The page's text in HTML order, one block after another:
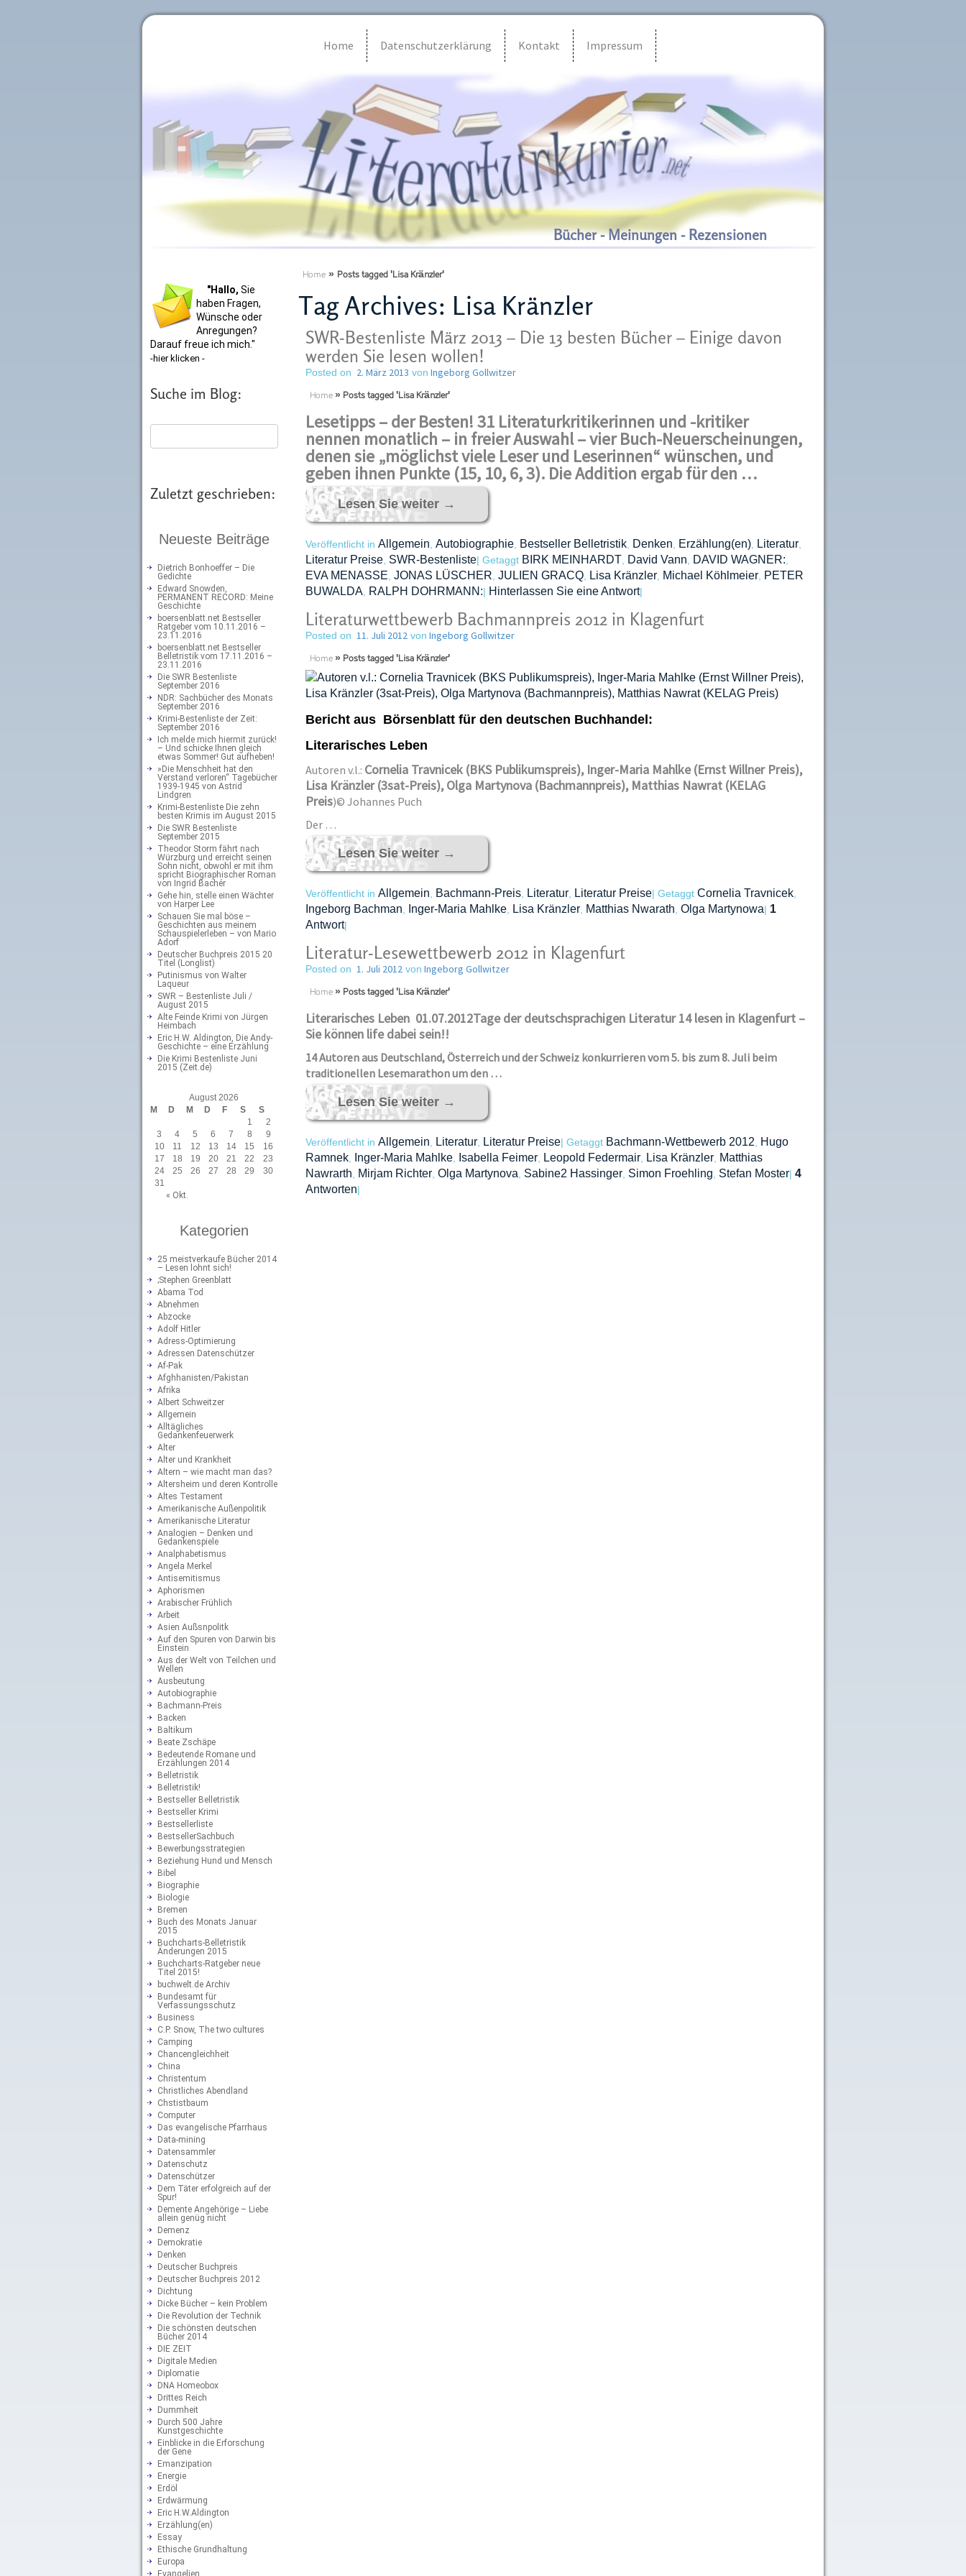
Home Datenschutzerklärung Kontakt Impressum
Bücher - Meinungen - Rezensionen
"Hallo, Sie
haben Fragen,
Wünsche oder
Anregungen?
Darauf freue ich mich."
-hier klicken -
Suche im Blog:
Zuletzt geschrieben:
Neueste Beiträge
Dietrich Bonhoeffer – Die
Gedichte
Edward Snowden,
PERMANENT RECORD: Meine
Geschichte
boersenblatt.net Bestseller
Ratgeber vom 10.11.2016 –
23.11.2016
boersenblatt.net Bestseller
Belletristik vom 17.11.2016 –
23.11.2016
Die SWR Bestenliste
September 2016
NDR: Sachbücher des Monats
September 2016
Krimi-Bestenliste der Zeit:
September 2016
Ich melde mich hiermit zurück!
– Und schicke Ihnen gleich
etwas Sommer! Gut aufheben!
»Die Menschheit hat den
Verstand verloren“ Tagebücher
1939-1945 von Astrid
Lindgren
Krimi-Bestenliste Die zehn
besten Krimis im August 2015
Die SWR Bestenliste
September 2015
Theodor Storm fährt nach
Würzburg und erreicht seinen
Sohn nicht, obwohl er mit ihm
spricht Biographischer Roman
von Ingrid Bachér
Gehe hin, stelle einen Wächter
von Harper Lee
Schauen Sie mal böse –
Geschichten aus meinem
Schauspielerleben – von Mario
Adorf
Deutscher Buchpreis 2015 20
Titel (Longlist)
Putinismus von Walter
Laqueur
SWR – Bestenliste Juli /
August 2015
Alte Feinde Krimi von Jürgen
Heimbach
Eric H.W. Aldington, Die Andy-
Geschichte – eine Erzählung
Die Krimi Bestenliste Juni
2015 (Zeit.de)
August 2026
M
D M D F S S
« Okt.
1
2
3
4 5 6 7 8
9
10
11 12 13 14 15
16
17
18 19 20 21 22
23
24
25 26 27 28 29
30
31
Kategorien
25 meistverkaufe Bücher 2014
– Lesen lohnt sich!
;Stephen Greenblatt
Abama Tod
Abnehmen
Abzocke
Adolf Hitler
Adress-Optimierung
Adressen Datenschützer
Af-Pak
Afghhanisten/Pakistan
Afrika
Albert Schweitzer
Allgemein
Alltägliches
Gedankenfeuerwerk
Alter
Alter und Krankheit
Altern – wie macht man das?
Altersheim und deren Kontrolle
Altes Testament
Amerikanische Außenpolitik
Amerikanische Literatur
Analogien – Denken und
Gedankenspiele
Analphabetismus
Angela Merkel
Antisemitismus
Aphorismen
Arabischer Frühlich
Arbeit
Asien Außsnpolitk
Auf den Spuren von Darwin bis
Einstein
Aus der Welt von Teilchen und
Wellen
Ausbeutung
Autobiographie
Bachmann-Preis
Backen
Baltikum
Beate Zschäpe
Bedeutende Romane und
Erzählungen 2014
Belletristik
Belletristik!
Bestseller Belletristik
Bestseller Krimi
Bestsellerliste
BestsellerSachbuch
Bewerbungsstrategien
Beziehung Hund und Mensch
Bibel
Biographie
Biologie
Bremen
Buch des Monats Januar
2015
Buchcharts-Belletristik
Änderungen 2015
Buchcharts-Ratgeber neue
Titel 2015!
buchwelt.de Archiv
Bundesamt für
Verfassungsschutz
Business
C.P. Snow, The two cultures
Camping
Chancengleichheit
China
Christentum
Christliches Abendland
Chstistbaum
Computer
Das evangelische Pfarrhaus
Data-mining
Datensammler
Datenschutz
Datenschützer
Dem Täter erfolgreich auf der
Spur!
Demente Angehörige – Liebe
allein genüg nicht
Demenz
Demokratie
Denken
Deutscher Buchpreis
Deutscher Buchpreis 2012
Dichtung
Dicke Bücher – kein Problem
Die Revolution der Technik
Die schönsten deutschen
Bücher 2014
DIE ZEIT
Digitale Medien
Diplomatie
DNA Homeobox
Drittes Reich
Dummheit
Durch 500 Jahre
Kunstgeschichte
Einblicke in die Erforschung
der Gene
Emanzipation
Energie
Erdöl
Erdwärmung
Eric H.W.Aldington
Erzählung(en)
Essay
Ethische Grundhaltung
Europa
Evangelien
Home » Posts tagged 'Lisa Kränzler'
Tag Archives: Lisa Kränzler
SWR-Bestenliste März 2013 – Die 13 besten Bücher – Einige davon
werden Sie lesen wollen!
Posted on 2. März 2013 von Ingeborg Gollwitzer
Home » Posts tagged 'Lisa Kränzler'
Lesetipps – der Besten! 31 Literaturkritikerinnen und -kritiker
nennen monatlich – in freier Auswahl – vier Buch-Neuerscheinungen,
denen sie „möglichst viele Leser und Leserinnen“ wünschen, und
geben ihnen Punkte (15, 10, 6, 3). Die Addition ergab für den …
Lesen Sie weiter →
Veröffentlicht in Allgemein Autobiographie, Bestseller Belletristik, Denken Erzählung(en), Literatur,
Literatur Preise, SWR-Bestenliste| Getaggt BIRK MEINHARDT David Vann DAVID WAGNER:
EVA MENASSE JONAS LÜSCHER JULIEN GRACQ, Lisa Kränzler, Michael Köhlmeier,
PETER
BUWALDA, RALPH DOHRMANN:| Hinterlassen Sie eine Antwort|
Literaturwettbewerb Bachmannpreis 2012 in Klagenfurt
Posted on 11. Juli 2012 von Ingeborg Gollwitzer
Home » Posts tagged 'Lisa Kränzler'
Bericht aus Börsenblatt für den deutschen Buchhandel:
Literarisches Leben
Autoren v.l.: Cornelia Travnicek (BKS Publikumspreis), Inger-Maria Mahlke (Ernst Willner Preis),
Lisa Kränzler (3sat-Preis), Olga Martynova (Bachmannpreis), Matthias Nawrat (KELAG
Preis)© Johannes Puch
Der …
Lesen Sie weiter →
Veröffentlicht in Allgemein Bachmann-Preis, Literatur, Literatur Preise| Getaggt Cornelia Travnicek,
Ingeborg Bachman Inger-Maria Mahlke, Lisa Kränzler, Matthias Nwarath Olga Martynowa| 1
Antwort|
Literatur-Lesewettbewerb 2012 in Klagenfurt
Posted on 1. Juli 2012 von Ingeborg Gollwitzer
Home » Posts tagged 'Lisa Kränzler'
Literarisches Leben 01.07.2012Tage der deutschsprachigen Literatur 14 lesen in Klagenfurt –
Sie können life dabei sein!!
14 Autoren aus Deutschland, Österreich und der Schweiz konkurrieren vom 5. bis zum 8. Juli beim
traditionellen Lesemarathon um den …
Lesen Sie weiter →
Veröffentlicht in Allgemein Literatur, Literatur Preise| Getaggt Bachmann-Wettbewerb 2012
Hugo
Ramnek, Inger-Maria Mahlke, Isabella Feimer, Leopold Federmair, Lisa Kränzler,
Matthias
Nawrarth
Mirjam Richter, Olga Martynova Sabine2 Hassinger, Simon Froehling Stefan Moster| 4
Antworten|